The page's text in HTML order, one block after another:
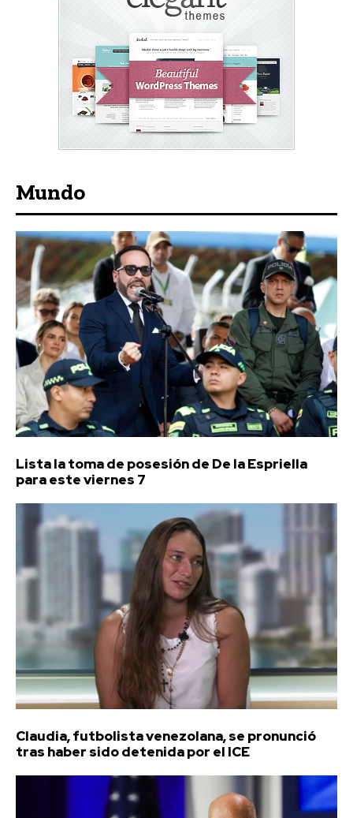
Mundo
Lista la toma de posesión de De la Espriella
para este viernes 7
Claudia, futbolista venezolana, se pronunció
tras haber sido detenida por el ICE